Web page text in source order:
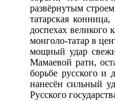
развёрнутым
татарская
доспехах
монголо-татар в
мощный удар
Мамаевой рати,
борьбе русского и
нанесён сильный
Русского